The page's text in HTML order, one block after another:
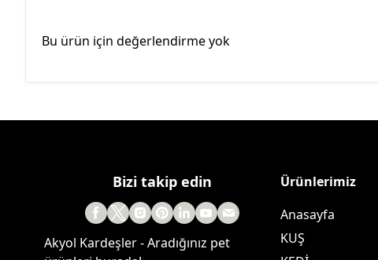
Bu ürün için değerlendirme yok
Bizi takip edin
Akyol Kardeşler - Aradığınız pet
Ürünlerimiz
Anasayfa
KUŞ